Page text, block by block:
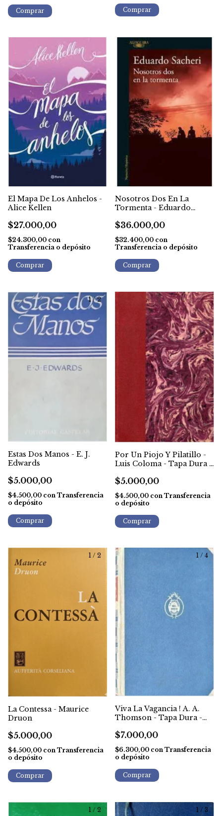
El Mapa De Los Anhelos -
Alice Kellen
$27.000,00
$24.300,00 con
Transferencia o depósito
Nosotros Dos En La
Tormenta - Eduardo
$36.000,00
$32.400,00 con
Transferencia o depósito
1/2
Estas Dos Manos - E. J.
Edwards
$5.000,00
$4.500,00 con Transferencia
o depósito
Por Un Piojo Y Pilatillo -
Luis Coloma - Tapa Dura -
$5.000,00
$4.500,00 con Transferencia
o depósito
1 / 2
La Contessa - Maurice
Druon
$5.000,00
$4.500,00 con Transferencia
o depósito
1 / 4
Viva La Vagancia ! A. A.
Thomson - Tapa Dura -
$7.000,00
$6.300,00 con Transferencia
o depósito
1 / 2 1 / 3